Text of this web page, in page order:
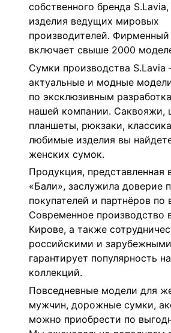
собственного бренда
изделия ведущих мировых
производителей. Фирменный
включает свыше 2000
Сумки производства S.Lavia
актуальные и модные
по эксклюзивным
нашей компании. Саквояжи,
планшеты, рюкзаки,
любимые изделия вы
женских сумок.
Продукция, представленная
«Бали», заслужила доверие
покупателей и партнёров по
Современное производство
Кирове, а также
российскими и
гарантирует популярность
коллекций.
Повседневные модели для
мужчин, дорожные сумки,
можно приобрести по